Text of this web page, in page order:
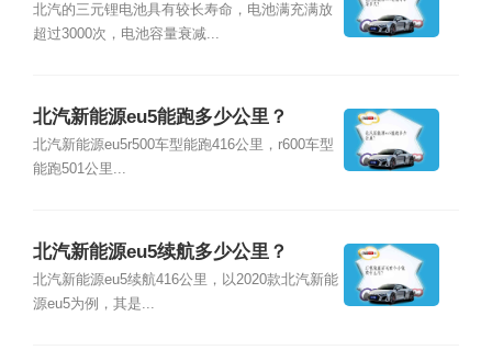
北汽的三元锂电池具有较长寿命，电池满充满放
超过3000次，电池容量衰减...
北汽新能源eu5能跑多少公里？
北汽新能源eu5r500车型能跑416公里，r600车型
能跑501公里...
北汽新能源eu5续航多少公里？
北汽新能源eu5续航416公里，以2020款北汽新能
源eu5为例，其是...